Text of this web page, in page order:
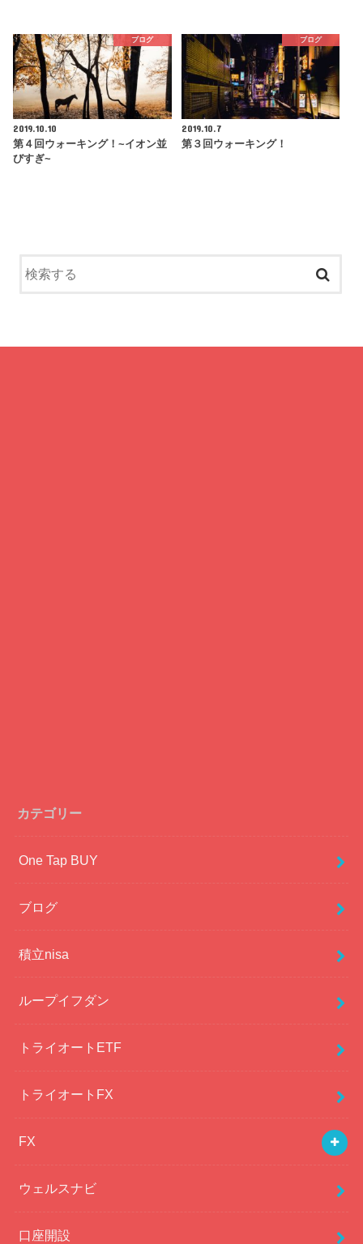
ブログ
2019.10.10
第４回ウォーキング！~イオン並
びすぎ~
ブログ
2019.10.7
第３回ウォーキング！
カテゴリー
One Tap BUY
ブログ
積立nisa
ループイフダン
トライオートETF
トライオートFX
FX
ウェルスナビ
口座開設